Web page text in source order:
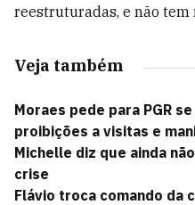
reestruturadas, e não tem
Veja também
Moraes pede para PGR
proibições a visitas e
Michelle diz que ainda
crise
Flávio troca comando da